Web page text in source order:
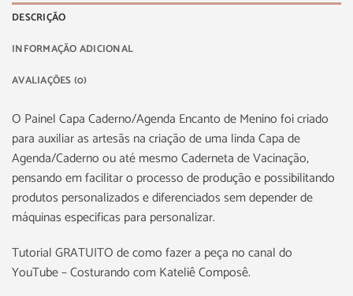
DESCRIÇÃO
INFORMAÇÃO ADICIONAL
AVALIAÇÕES (0)
O Painel Capa Caderno/Agenda Encanto de Menino foi criado
para auxiliar as artesãs na criação de uma linda Capa de
Agenda/Caderno ou até mesmo Caderneta de Vacinação,
pensando em facilitar o processo de produção e possibilitando
produtos personalizados e diferenciados sem depender de
máquinas especificas para personalizar.
Tutorial GRATUITO de como fazer a peça no canal do
YouTube – Costurando com Kateliê Composê.